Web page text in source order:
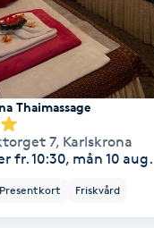
Thaimassage
7, Karlskrona
fr. 10:30, mån 10 aug.
Presentkort Friskvård